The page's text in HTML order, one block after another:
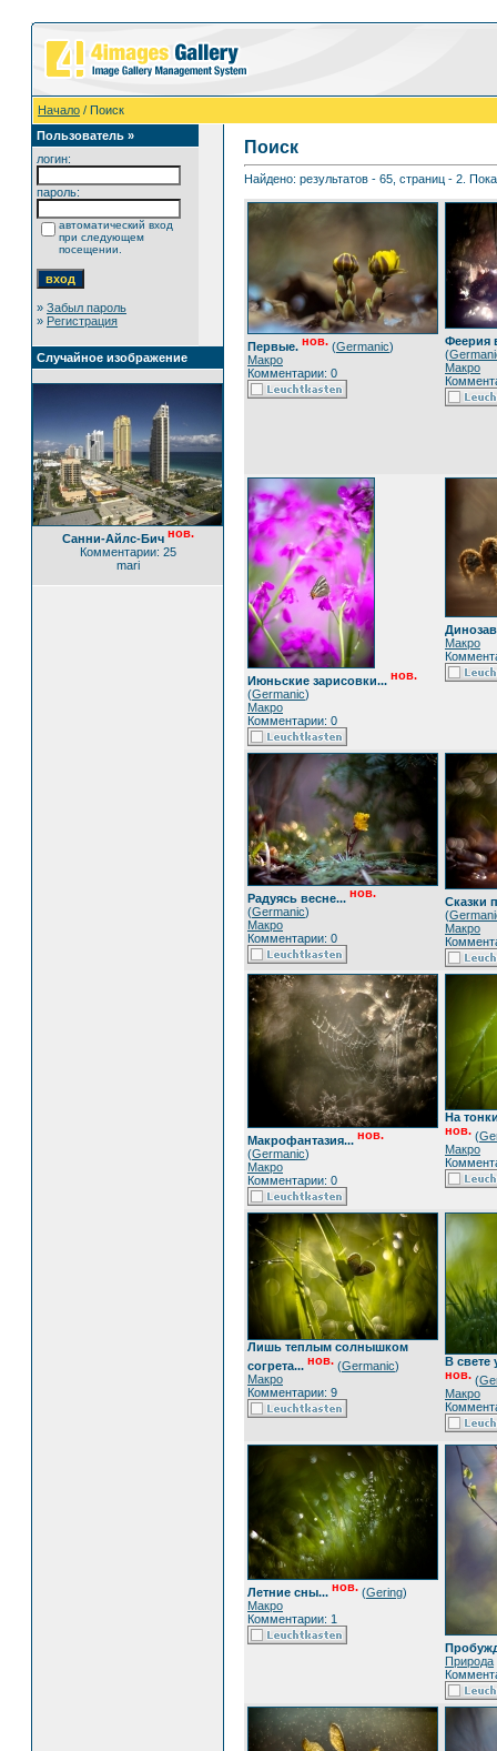
Начало / Поиск
Пользователь »
логин:
пароль:
автоматический вход
при следующем
посещении.
» Забыл пароль
» Регистрация
Случайное изображение
Санни-Айлс-Бич нов.
Комментарии: 25
mari
Поиск
Найдено: результатов - 65, страниц - 2.
Первые. нов. (Germanic)
Макро
Комментарии: 0
Феерия
(
Макро
Июньские зарисовки... нов.
(Germanic)
Макро
Комментарии: 0
Макро
Радуясь весне... нов.
(Germanic)
Макро
Комментарии: 0
Сказки
(
Макро
Макрофантазия... нов.
(Germanic)
Макро
Комментарии: 0
На
нов. (
Макро
Лишь теплым солнышком
согрета... нов. (Germanic)
Макро
Комментарии: 9
В свете
нов. (
Макро
Летние сны... нов. (Gering)
Макро
Комментарии: 1
Природа